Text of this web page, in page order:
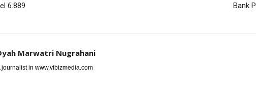
6.889
Bank
Marwatri Nugrahani
journalist in www.vibizmedia.com